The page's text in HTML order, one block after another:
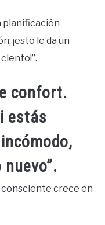
planificación
¡esto le da un
confort.
estás
consciente crece en